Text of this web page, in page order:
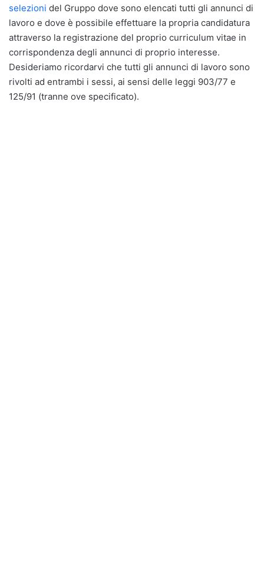
selezioni del Gruppo dove sono elencati tutti gli annunci di
lavoro e dove è possibile effettuare la propria candidatura
attraverso la registrazione del proprio curriculum vitae in
corrispondenza degli annunci di proprio interesse.
Desideriamo ricordarvi che tutti gli annunci di lavoro sono
rivolti ad entrambi i sessi, ai sensi delle leggi 903/77 e
125/91 (tranne ove specificato).